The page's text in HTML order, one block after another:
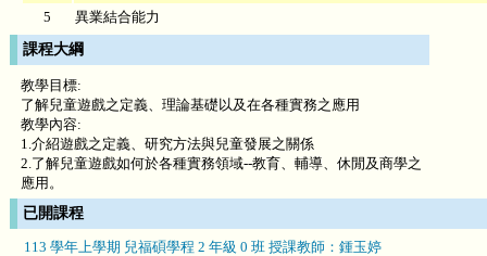
5
異業結合能力
課程大綱
教學目標:
了解兒童遊戲之定義、理論基礎以及在各種實務之應用
教學內容:
1.介紹遊戲之定義、研究方法與兒童發展之關係
2.了解兒童遊戲如何於各種實務領域--教育、輔導、休閒及商學之
應用。
已開課程
113 學年上學期 兒福碩學程 2 年級 0 班 授課教師：鍾玉婷